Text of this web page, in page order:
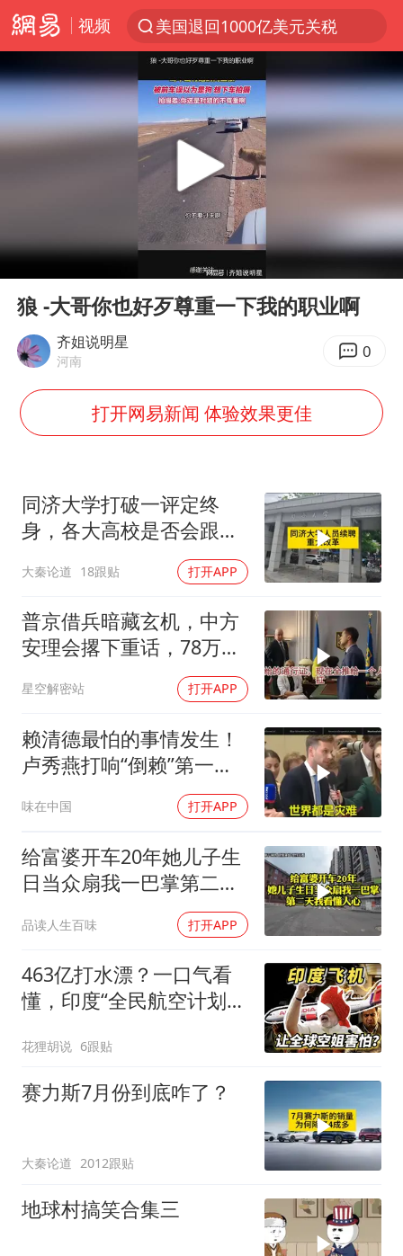
视频
美国退回1000亿美元关税
探寻“技能+”促就业创业新路
李亚鹏向地铁吐血女孩捐99999元
被泰航拒载中国乘客：免费改签没兑现
台风白海豚可能在浙江登陆
38岁山东财大教授刘海明逝世
因凡蒂诺首次公开道歉
《Monica》填词人黎彼得去世
人贩子“梅姨”真实姓名曝光
一枚俄导弹都没击落 泽连斯基发声
多专业取消艺考 文化工作者要有文化
“银行午休1.5小时”留个窗口行不行
41岁女子为鼓励女儿考上985研究生
总书记关心百姓身边这些民生大事
Play
00:00 00:14
狼 -大哥你也好歹尊重一下我的职业啊
齐姐说明星
河南 0
打开网易新闻 体验效果更佳
同济大学打破一评定终
身，各大高校是否会跟进
大秦论道 18跟贴 打开APP
普京借兵暗藏玄机，中方
安理会撂下重话，78万件
星空解密站 打开APP
赖清德最怕的事情发生！
卢秀燕打响“倒赖”第一
味在中国 打开APP
给富婆开车20年她儿子生
日当众扇我一巴掌第二天
品读人生百味 打开APP
463亿打水漂？一口气看
懂，印度“全民航空计划”
花狸胡说 6跟贴
赛力斯7月份到底咋了？
大秦论道 2012跟贴
地球村搞笑合集三